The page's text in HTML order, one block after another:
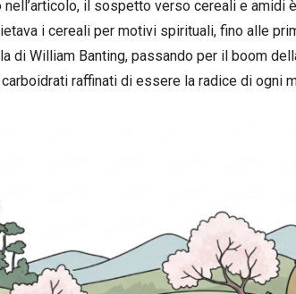
il sospetto verso cereali e amidi
i cereali per motivi spirituali, fino alle
di William Banting, passando per il boom
raffinati di essere la radice di ogni